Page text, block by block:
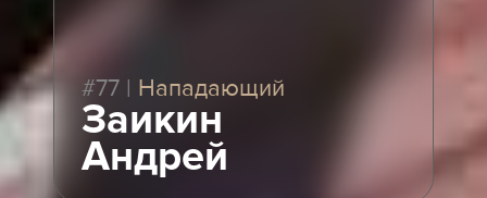
#77 | Нападающий
Заикин
Андрей